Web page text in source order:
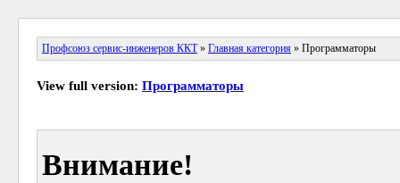
Профсоюз сервис-инженеров ККТ» Главная категория » Программаторы
View full version: Программаторы
Внимание!